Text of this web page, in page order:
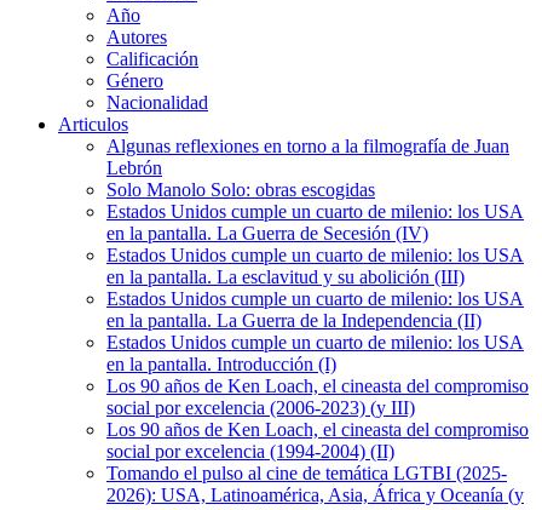
Año
Autores
Calificación
Género
Nacionalidad
Articulos
Algunas reflexiones en torno a la filmografía de Juan
Lebrón
Solo Manolo Solo: obras escogidas
Estados Unidos cumple un cuarto de milenio: los USA
en la pantalla. La Guerra de Secesión (IV)
Estados Unidos cumple un cuarto de milenio: los USA
en la pantalla. La esclavitud y su abolición (III)
Estados Unidos cumple un cuarto de milenio: los USA
en la pantalla. La Guerra de la Independencia (II)
Estados Unidos cumple un cuarto de milenio: los USA
en la pantalla. Introducción (I)
Los 90 años de Ken Loach, el cineasta del compromiso
social por excelencia (2006-2023) (y III)
Los 90 años de Ken Loach, el cineasta del compromiso
social por excelencia (1994-2004) (II)
Tomando el pulso al cine de temática LGTBI (2025-
2026): USA, Latinoamérica, Asia, África y Oceanía (y